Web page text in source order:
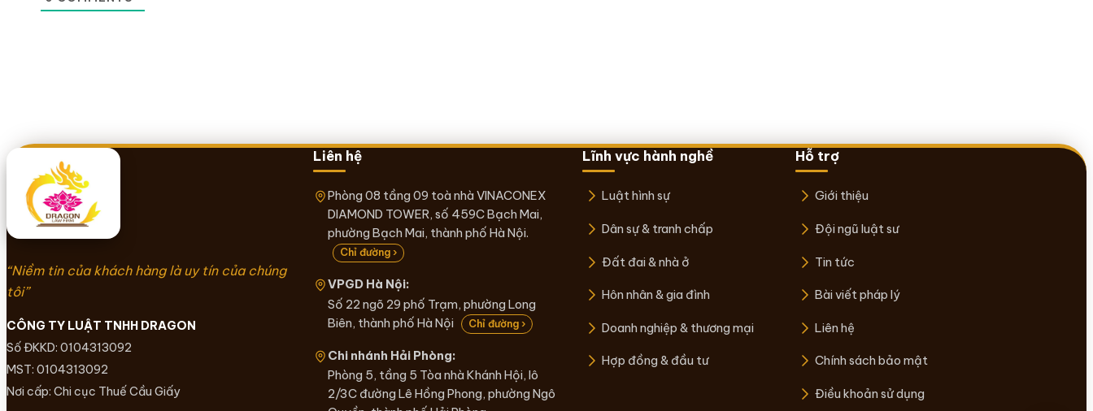
“Niềm tin của khách hàng là uy tín của chúng
tôi”
CÔNG TY LUẬT TNHH DRAGON
Số ĐKKD: 0104313092
MST: 0104313092
Nơi cấp: Chi cục Thuế Cầu Giấy
Liên hệ
Phòng 08 tầng 09 toà nhà VINACONEX
DIAMOND TOWER, số 459C Bạch Mai,
phường Bạch Mai, thành phố Hà Nội.
Chỉ đường ›
VPGD Hà Nội:
Số 22 ngõ 29 phố Trạm, phường Long
Biên, thành phố Hà Nội
Chỉ đường ›
Chi nhánh Hải Phòng:
Phòng 5, tầng 5 Tòa nhà Khánh Hội, lô
2/3C đường Lê Hồng Phong, phường Ngô
Lĩnh vực hành nghề
Luật hình sự
Dân sự & tranh chấp
Đất đai & nhà ở
Hôn nhân & gia đình
Doanh nghiệp & thương mại
Hợp đồng & đầu tư
Hỗ trợ
Giới thiệu
Đội ngũ luật sư
Tin tức
Bài viết pháp lý
Liên hệ
Chính sách bảo mật
Điều khoản sử dụng